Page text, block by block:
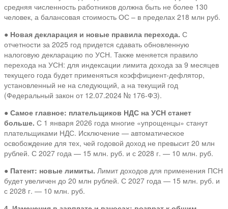
средняя численность работников должна быть не более 130
человек, а балансовая стоимость ОС – в пределах 218 млн руб.
● Новая декларация и новые правила перехода. С
отчетности за 2025 год придется сдавать обновленную
налоговую декларацию по УСН. Также меняется правило
перехода на УСН: для индексации лимита дохода за 9 месяцев
текущего года будет применяться коэффициент-дефлятор,
установленный не на следующий, а на текущий год
(Федеральный закон от 12.07.2024 № 176-ФЗ).
● Самое главное: плательщиков НДС на УСН станет
больше. С 1 января 2026 года многие «упрощенцы» станут
плательщиками НДС. Исключение — автоматическое
освобождение для тех, чей годовой доход не превысит 20 млн
рублей. С 2027 года — 15 млн. руб. и с 2028 г. — 10 млн. руб.
● Патент: новые лимиты. Лимит доходов для применения ПСН
будет увеличен до 20 млн рублей. С 2027 года — 15 млн. руб. и
с 2028 г. — 10 млн. руб.